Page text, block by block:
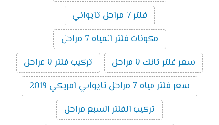
فلتر 7 مراحل تايواني
مكونات فلتر المياه 7 مراحل
سعر فلتر تانك ٧ مراحل
تركيب فلتر ٧ مراحل
سعر فلتر مياه 7 مراحل تايواني امريكي 2019
تركيب الفلتر السبع مراحل